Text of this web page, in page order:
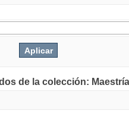
de la colección: